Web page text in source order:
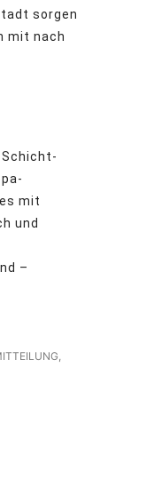
sorgen
mit nach
mit
und
–
,